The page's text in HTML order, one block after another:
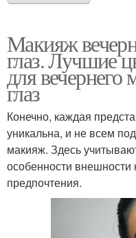
Макияж
глаз. Лучшие
для
глаз
Конечно, каждая
уникальна, и не всем
макияж. Здесь
особенности
предпочтения.